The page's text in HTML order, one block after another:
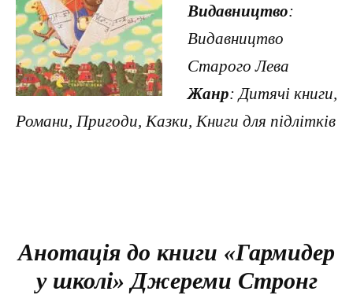
Видавництво:
Видавництво
Старого Лева
Жанр: Дитячі книги,
Романи, Пригоди, Казки, Книги для підлітків
Анотація до книги «Гармидер
у школі» Джереми Стронг